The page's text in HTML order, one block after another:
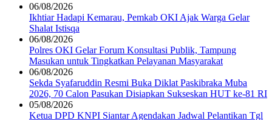
06/08/2026
Ikhtiar Hadapi Kemarau, Pemkab OKI Ajak Warga Gelar
Shalat Istisqa
06/08/2026
Polres OKI Gelar Forum Konsultasi Publik, Tampung
Masukan untuk Tingkatkan Pelayanan Masyarakat
06/08/2026
Sekda Syafaruddin Resmi Buka Diklat Paskibraka Muba
2026, 70 Calon Pasukan Disiapkan Sukseskan HUT ke-81 RI
05/08/2026
Ketua DPD KNPI Siantar Agendakan Jadwal Pelantikan Tgl